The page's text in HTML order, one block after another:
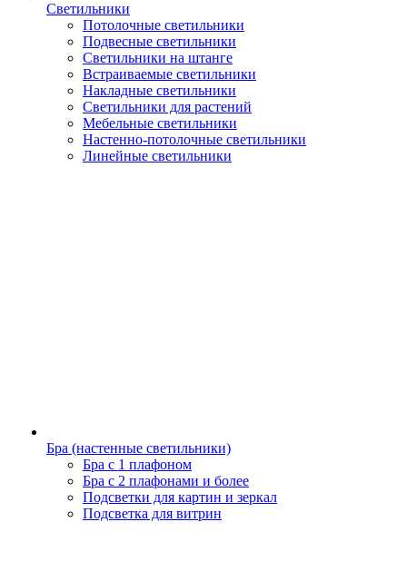
Светильники
Потолочные светильники
Подвесные светильники
Светильники на штанге
Встраиваемые светильники
Накладные светильники
Светильники для растений
Мебельные светильники
Настенно-потолочные светильники
Линейные светильники
Бра (настенные светильники)
Бра с 1 плафоном
Бра с 2 плафонами и более
Подсветки для картин и зеркал
Подсветка для витрин